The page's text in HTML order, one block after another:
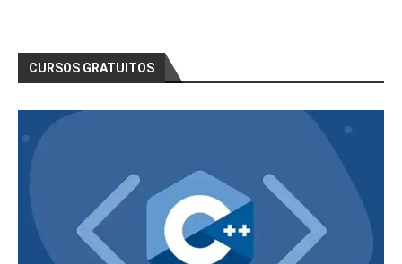
CURSOS GRATUITOS